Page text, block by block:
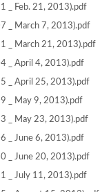
_ Feb. 21, 2013).pdf
_ March 7, 2013).pdf
_ March 21, 2013).pdf
_ April 4, 2013).pdf
_ April 25, 2013).pdf
_ May 9, 2013).pdf
_ May 23, 2013).pdf
_ June 6, 2013).pdf
_ June 20, 2013).pdf
_ July 11, 2013).pdf